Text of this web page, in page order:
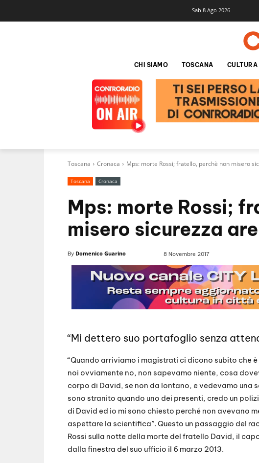
Sab 8 Ago 2026
CHI SIAMO TOSCANA
Toscana Cronaca Mps: morte Rossi; fratello, perchè non misero
Toscana Cronaca
Mps: morte Rossi;
misero sicurezza
By Domenico Guarino 8 Novembre 2017
“Mi dettero suo portafoglio senza
“Quando arriviamo i magistrati ci dicono subito che
noi ovviamente no, non sapevamo niente, cosa
corpo di David, se non da lontano, e vedevamo una
sono stranito quando uno dei presenti, credo un
di David ed io mi sono chiesto perché non avevano
aspettare la scientifica”. Questo un passaggio del
Rossi sulla notte della morte del fratello David, il
dalla finestra del suo ufficio il 6 marzo 2013.